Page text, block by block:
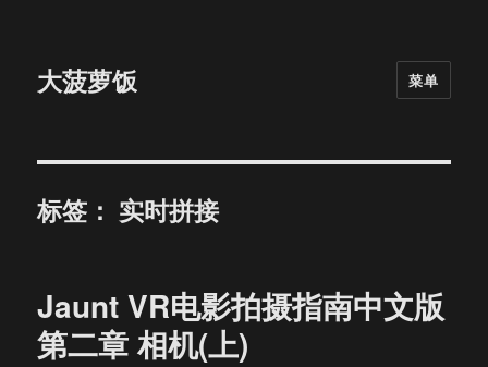
大菠萝饭 菜单
标签： 实时拼接
Jaunt VR电影拍摄指南中文版
第二章 相机(上)